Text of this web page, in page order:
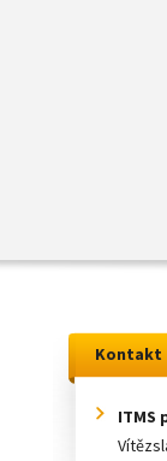
Kontakt
ITMS